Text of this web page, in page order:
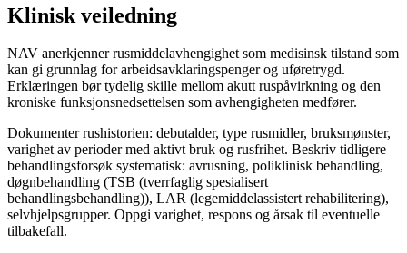
Klinisk veiledning
NAV anerkjenner rusmiddelavhengighet som medisinsk tilstand som
kan gi grunnlag for arbeidsavklaringspenger og uføretrygd.
Erklæringen bør tydelig skille mellom akutt ruspåvirkning og den
kroniske funksjonsnedsettelsen som avhengigheten medfører.
Dokumenter rushistorien: debutalder, type rusmidler, bruksmønster,
varighet av perioder med aktivt bruk og rusfrihet. Beskriv tidligere
behandlingsforsøk systematisk: avrusning, poliklinisk behandling,
døgnbehandling (TSB (tverrfaglig spesialisert
behandlingsbehandling)), LAR (legemiddelassistert rehabilitering),
selvhjelpsgrupper. Oppgi varighet, respons og årsak til eventuelle
tilbakefall.